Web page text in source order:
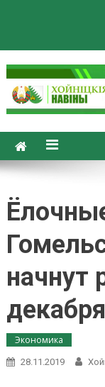
начнут
декабря
Экономика
28.11.2019